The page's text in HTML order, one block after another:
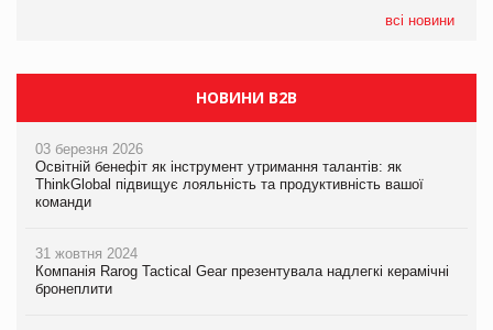
всі новини
НОВИНИ B2B
03 березня 2026
Освітній бенефіт як інструмент утримання талантів: як
ThinkGlobal підвищує лояльність та продуктивність вашої
команди
31 жовтня 2024
Компанія Rarog Tactical Gear презентувала надлегкі керамічні
бронеплити